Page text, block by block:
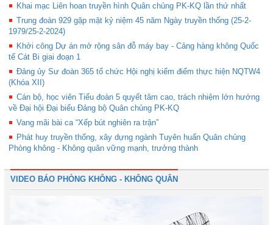
Khai mạc Liên hoan truyền hình Quân chủng PK-KQ lần thứ nhất
Trung đoàn 929 gặp mặt kỷ niệm 45 năm Ngày truyền thống (25-2-
1979/25-2-2024)
Khởi công Dự án mở rộng sân đỗ máy bay - Cảng hàng không Quốc
tế Cát Bi giai đoạn 1
Đảng ủy Sư đoàn 365 tổ chức Hội nghị kiểm điểm thực hiện NQTW4
(Khóa XII)
Cán bộ, học viên Tiểu đoàn 5 quyết tâm cao, trách nhiệm lớn hướng
về Đại hội Đại biểu Đảng bộ Quân chủng PK-KQ
Vang mãi bài ca “Xếp bút nghiên ra trận”
Phát huy truyền thống, xây dựng ngành Tuyên huấn Quân chủng
Phòng không - Không quân vững mạnh, trưởng thành
VIDEO BÁO PHÒNG KHÔNG - KHÔNG QUÂN